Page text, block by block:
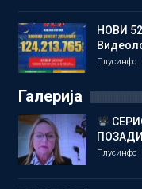
НОВИ
Плусинфо
Галерија
Плусинфо